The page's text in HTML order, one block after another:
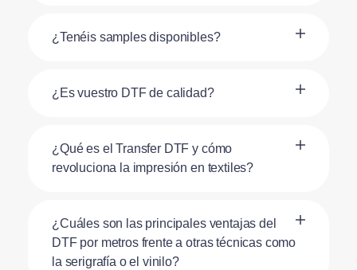
¿Tenéis samples disponibles?
¿Es vuestro DTF de calidad?
¿Qué es el Transfer DTF y cómo
revoluciona la impresión en textiles?
¿Cuáles son las principales ventajas del
DTF por metros frente a otras técnicas como
la serigrafía o el vinilo?